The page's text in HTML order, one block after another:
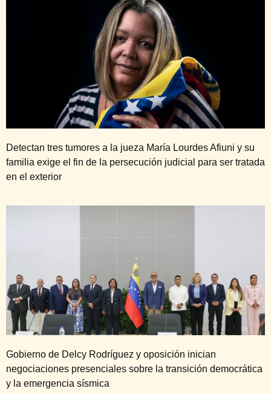
Detectan tres tumores a la jueza María Lourdes Afiuni y su
familia exige el fin de la persecución judicial para ser tratada
en el exterior
Gobierno de Delcy Rodríguez y oposición inician
negociaciones presenciales sobre la transición democrática
y la emergencia sísmica